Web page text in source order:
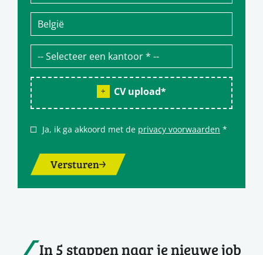
CV upload*
Ja, ik ga akkoord met de privacy voorwaarden *
Versturen
In 5 stappen naar je nieuwe job